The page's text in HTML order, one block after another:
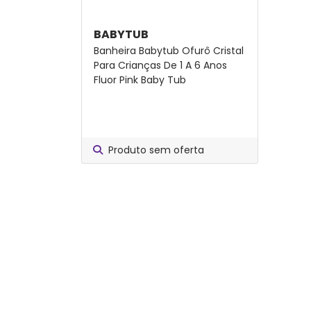
BABYTUB
Banheira Babytub Ofurô Cristal
Para Crianças De 1 A 6 Anos
Fluor Pink Baby Tub
Produto sem oferta